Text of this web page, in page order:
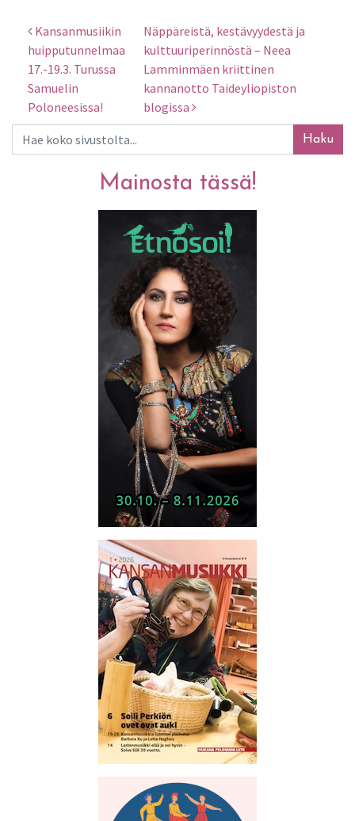
Artikkelien selaus
Kansanmusiikin
huipputunnelmaa
17.-19.3. Turussa
Samuelin
Poloneesissa!
Näppäreistä, kestävyydestä ja
kulttuuriperinnöstä – Neea
Lamminmäen kriittinen
kannanotto Taideyliopiston
blogissa
Haku
Mainosta tässä!